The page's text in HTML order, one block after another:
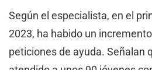
Según el especialista, en el
2023, ha habido un
peticiones de ayuda. Señalan